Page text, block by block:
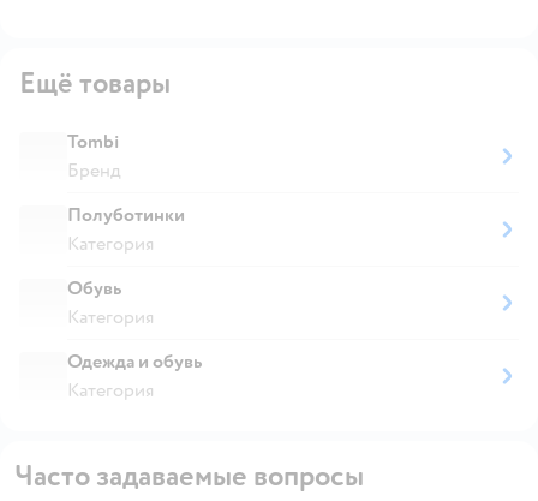
Ещё товары
Tombi
Бренд
Полуботинки
Категория
Обувь
Категория
Одежда и обувь
Категория
Часто задаваемые вопросы